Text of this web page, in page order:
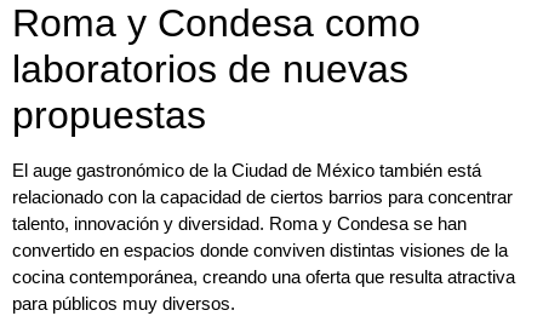
Roma y Condesa como
laboratorios de nuevas
propuestas
El auge gastronómico de la Ciudad de México también está
relacionado con la capacidad de ciertos barrios para concentrar
talento, innovación y diversidad. Roma y Condesa se han
convertido en espacios donde conviven distintas visiones de la
cocina contemporánea, creando una oferta que resulta atractiva
para públicos muy diversos.